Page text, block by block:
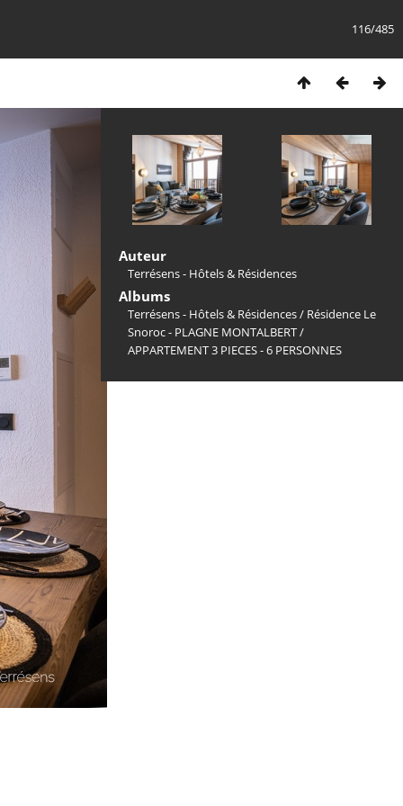
116/485
Auteur
Terrésens - Hôtels & Résidences
Albums
Terrésens - Hôtels & Résidences/ Résidence Le
Snoroc - PLAGNE MONTALBERT/
APPARTEMENT 3 PIECES - 6 PERSONNES